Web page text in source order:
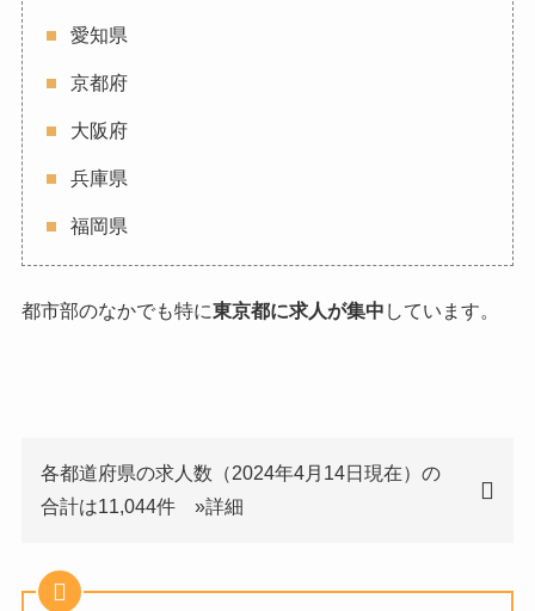
愛知県
京都府
大阪府
兵庫県
福岡県
都市部のなかでも特に東京都に求人が集中 しています。
各都道府県の求人数（2024年4月14日現在）の
合計は11,044件 »詳細